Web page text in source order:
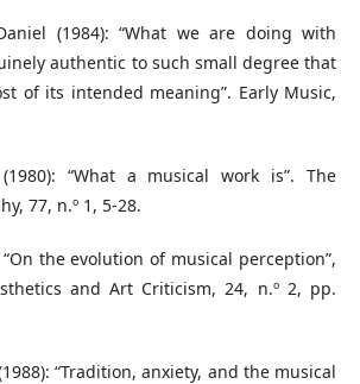
(1984): “What we are doing with
authentic to such small degree that
of its intended meaning”. Early Music,
“What a musical work is”. The
77, n.º 1, 5-28.
“On the evolution of musical perception”,
and Art Criticism, 24, n.º 2, pp.
“Tradition, anxiety, and the musical